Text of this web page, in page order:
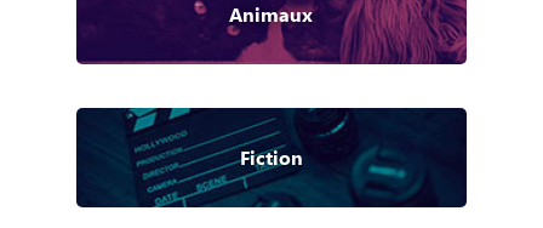
Animaux
Fiction